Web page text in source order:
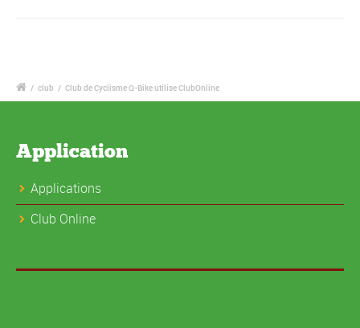
/ club / Club de Cyclisme Q-Bike utilise ClubOnline
Application
Applications
Club Online